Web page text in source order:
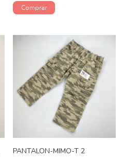
PANTALON-MIMO-T 2